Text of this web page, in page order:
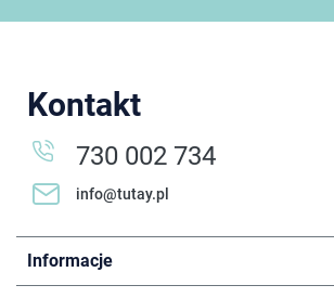
Kontakt
730 002 734
info@tutay.pl
Informacje